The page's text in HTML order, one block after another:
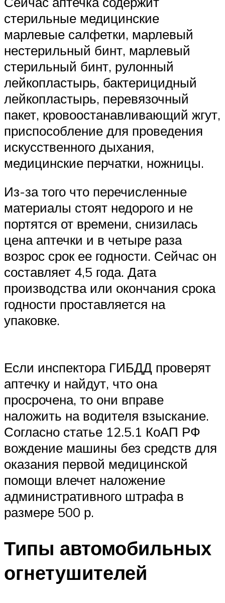
стерильные медицинские
марлевые салфетки, марлевый
нестерильный бинт, марлевый
стерильный бинт, рулонный
лейкопластырь, бактерицидный
лейкопластырь, перевязочный
пакет, кровоостанавливающий жгут,
приспособление для проведения
искусственного дыхания,
медицинские перчатки, ножницы.
Из-за того что перечисленные
материалы стоят недорого и не
портятся от времени, снизилась
цена аптечки и в четыре раза
возрос срок ее годности. Сейчас он
составляет 4,5 года. Дата
производства или окончания срока
годности проставляется на
упаковке.
Если инспектора ГИБДД проверят
аптечку и найдут, что она
просрочена, то они вправе
наложить на водителя взыскание.
Согласно статье 12.5.1 КоАП РФ
вождение машины без средств для
оказания первой медицинской
помощи влечет наложение
административного штрафа в
размере 500 р.
Типы автомобильных
огнетушителей